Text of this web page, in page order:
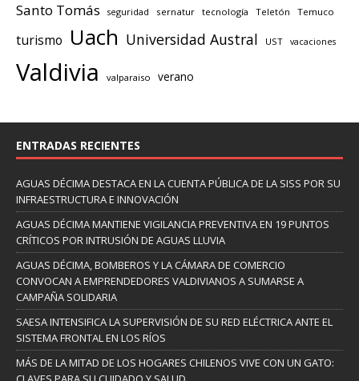
Santo Tomás seguridad sernatur tecnología Teletón Temuco
turismo Uach Universidad Austral UST vacaciones
Valdivia valparaiso verano
ENTRADAS RECIENTES
AGUAS DÉCIMA DESTACA EN LA CUENTA PÚBLICA DE LA SISS POR SU
INFRAESTRUCTURA E INNOVACIÓN
AGUAS DÉCIMA MANTIENE VIGILANCIA PREVENTIVA EN 19 PUNTOS
CRÍTICOS POR INTRUSIÓN DE AGUAS LLUVIA
AGUAS DÉCIMA, BOMBEROS Y LA CÁMARA DE COMERCIO
CONVOCAN A EMPRENDEDORES VALDIVIANOS A SUMARSE A
CAMPAÑA SOLIDARIA
SAESA INTENSIFICA LA SUPERVISIÓN DE SU RED ELÉCTRICA ANTE EL
SISTEMA FRONTAL EN LOS RÍOS
MÁS DE LA MITAD DE LOS HOGARES CHILENOS VIVE CON UN GATO: